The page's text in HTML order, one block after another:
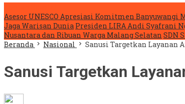
Asesor UNESCO Apresiasi Komitmen Banyuwangi
Jaga Warisan Dunia Presiden LIRA Andi Syafrani
Nusantara dan Ribuan Warga Malang Selatan SDN
Beranda
Nasional Sanusi Targetkan Layanan
Sanusi Targetkan